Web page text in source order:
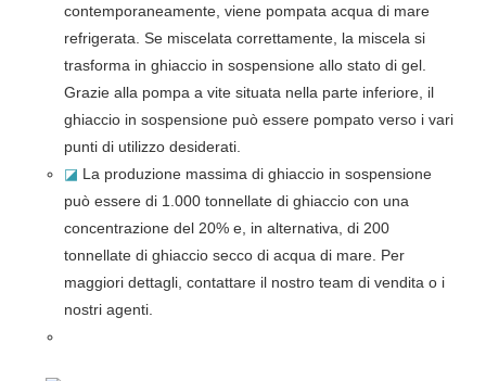
contemporaneamente, viene pompata acqua di mare
refrigerata. Se miscelata correttamente, la miscela si
trasforma in ghiaccio in sospensione allo stato di gel.
Grazie alla pompa a vite situata nella parte inferiore, il
ghiaccio in sospensione può essere pompato verso i vari
punti di utilizzo desiderati.
◪ La produzione massima di ghiaccio in sospensione
può essere di 1.000 tonnellate di ghiaccio con una
concentrazione del 20% e, in alternativa, di 200
tonnellate di ghiaccio secco di acqua di mare. Per
maggiori dettagli, contattare il nostro team di vendita o i
nostri agenti.